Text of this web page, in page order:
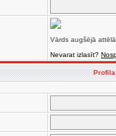
Vārds augšējā
Nevarat izlasīt?